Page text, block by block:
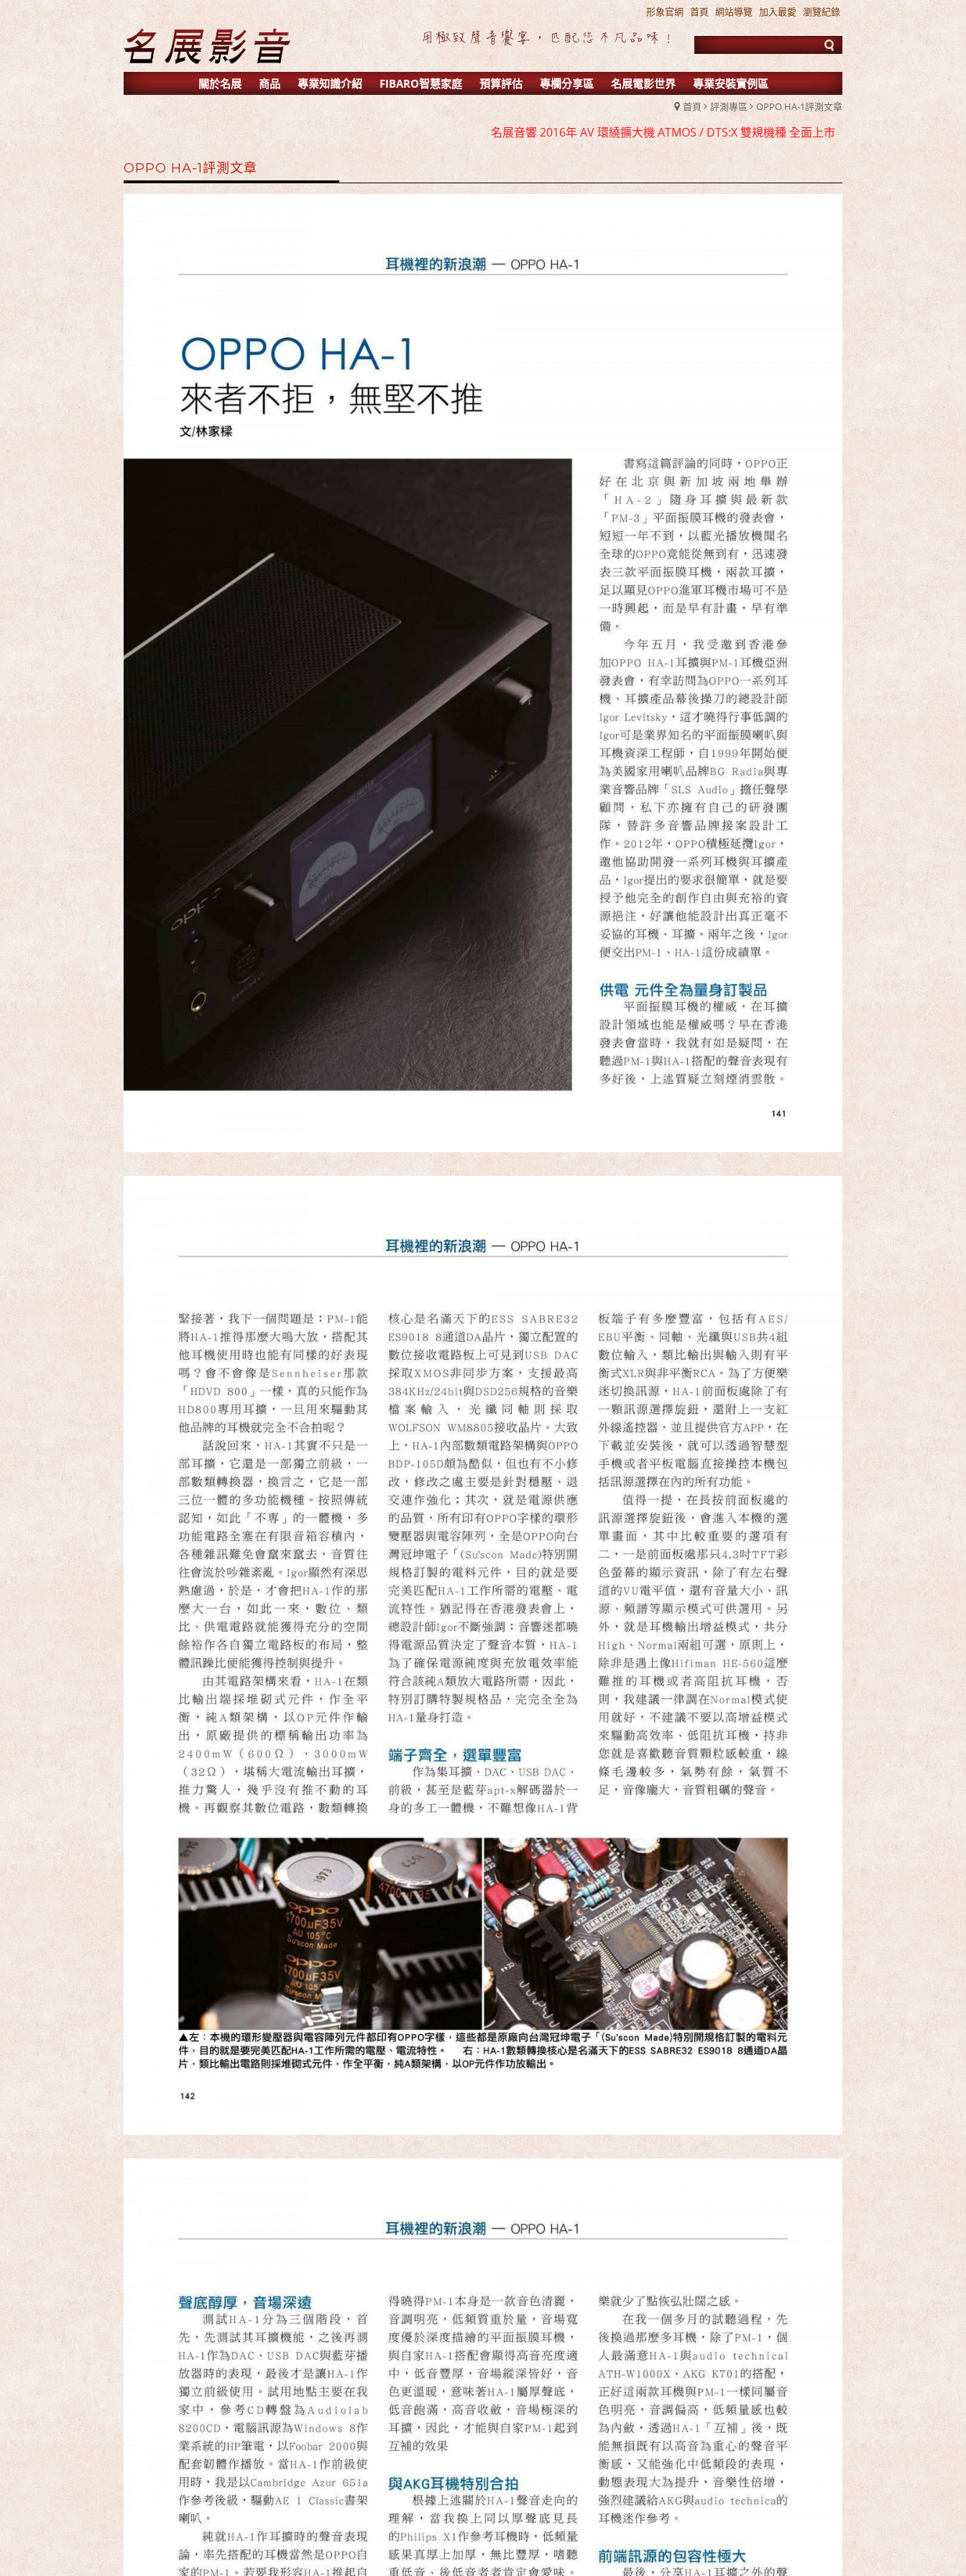
形象官網 首頁 網站導覽 加入最愛 瀏覽紀錄
關於名展 商品 專業知識介紹 FIBARO智慧家庭 預算評估 專欄分享區 名展電影世界 專業安裝實例區
首頁 評測專區 OPPO HA-1評測文章
名展音響 2016年 AV 環繞擴大機 ATMOS / DTS:X 雙規機種 全面上市
名展音響 歐洲第一品牌 FIBARO 環控系統 現場展示 熱售中!!!
名展音響 最新Dolby ATMOS 7.2.4 全景聲11聲道現場展示試聽
OPPO HA-1評測文章